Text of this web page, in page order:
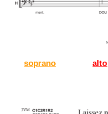
soprano alto